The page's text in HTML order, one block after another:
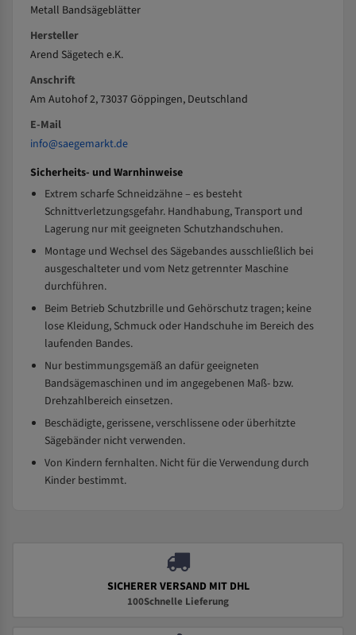
Metall Bandsägeblätter
Hersteller
Arend Sägetech e.K.
Anschrift
Am Autohof 2, 73037 Göppingen, Deutschland
E-Mail
info@saegemarkt.de
Sicherheits- und Warnhinweise
Extrem scharfe Schneidzähne – es besteht
Schnittverletzungsgefahr. Handhabung, Transport und
Lagerung nur mit geeigneten Schutzhandschuhen.
Montage und Wechsel des Sägebandes ausschließlich bei
ausgeschalteter und vom Netz getrennter Maschine
durchführen.
Beim Betrieb Schutzbrille und Gehörschutz tragen; keine
lose Kleidung, Schmuck oder Handschuhe im Bereich des
laufenden Bandes.
Nur bestimmungsgemäß an dafür geeigneten
Bandsägemaschinen und im angegebenen Maß- bzw.
Drehzahlbereich einsetzen.
Beschädigte, gerissene, verschlissene oder überhitzte
Sägebänder nicht verwenden.
Von Kindern fernhalten. Nicht für die Verwendung durch
Kinder bestimmt.
SICHERER VERSAND MIT DHL
100Schnelle Lieferung